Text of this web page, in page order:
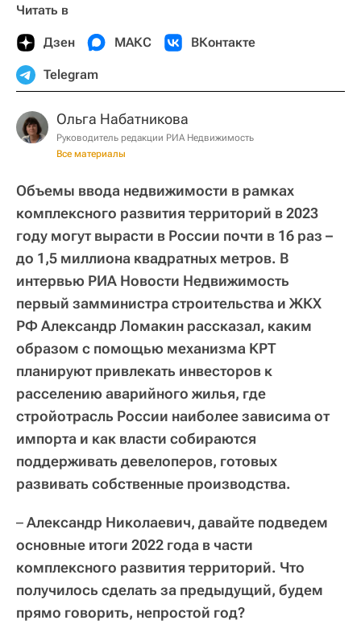
Читать в
Дзен МАКС ВКонтакте
Telegram
Ольга Набатникова
Руководитель редакции РИА Недвижимость
Все материалы
Объемы ввода недвижимости в рамках
комплексного развития территорий в 2023
году могут вырасти в России почти в 16 раз –
до 1,5 миллиона квадратных метров. В
интервью РИА Новости Недвижимость
первый замминистра строительства и ЖКХ
РФ Александр Ломакин рассказал, каким
образом с помощью механизма КРТ
планируют привлекать инвесторов к
расселению аварийного жилья, где
стройотрасль России наиболее зависима от
импорта и как власти собираются
поддерживать девелоперов, готовых
развивать собственные производства.
–Александр Николаевич, давайте подведем
основные итоги 2022 года в части
комплексного развития территорий. Что
получилось сделать за предыдущий, будем
прямо говорить, непростой год?